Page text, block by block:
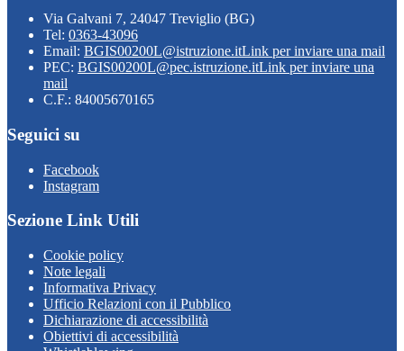
Via Galvani 7, 24047 Treviglio (BG)
Tel: 0363-43096
Email: BGIS00200L@istruzione.itLink per inviare una mail
PEC: BGIS00200L@pec.istruzione.itLink per inviare una
mail
C.F.: 84005670165
Seguici su
Facebook
Instagram
Sezione Link Utili
Cookie policy
Note legali
Informativa Privacy
Ufficio Relazioni con il Pubblico
Dichiarazione di accessibilità
Obiettivi di accessibilità